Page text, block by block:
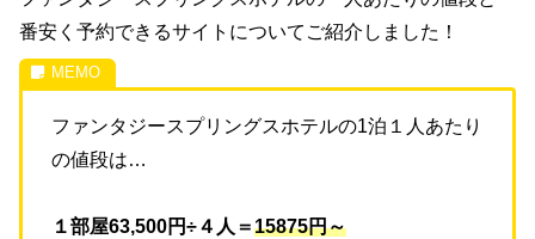
番安く予約できるサイトについてご紹介しました！
ファンタジースプリングスホテルの1泊１人あたり
の値段は…
１部屋63,500円÷４人＝15875円～